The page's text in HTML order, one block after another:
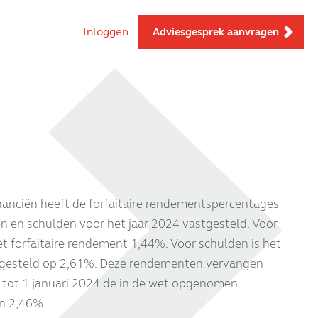
Inloggen Adviesgesprek aanvragen
heeft de forfaitaire rendementspercentages
en schulden voor het jaar 2024 vastgesteld. Voor
forfaitaire rendement 1,44%. Voor schulden is het
op 2,61%. Deze rendementen vervangen
1 januari 2024 de in de wet opgenomen
2,46%.